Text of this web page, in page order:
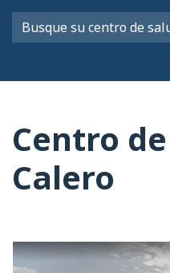
Centro
Calero